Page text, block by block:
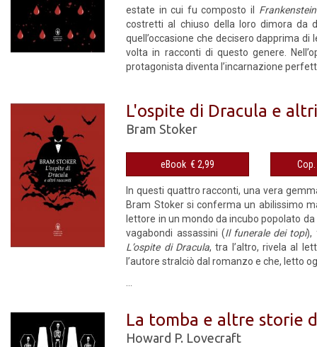
estate in cui fu composto il Frankenstein
costretti al chiuso della loro dimora da
quell’occasione che decisero dapprima
volta in racconti di questo genere.
protagonista diventa l’incarnazione
L'ospite di Dracula e
Bram Stoker
eBook € 2,99
In questi quattro racconti, una vera
Bram Stoker si conferma un abilissimo
lettore in un mondo da incubo popolato
vagabondi assassini (Il funerale dei topi),
L’ospite di Dracula, tra l’altro, rivela al
l’autore stralciò dal romanzo e che, letto
La tomba e altre storie
Howard P. Lovecraft